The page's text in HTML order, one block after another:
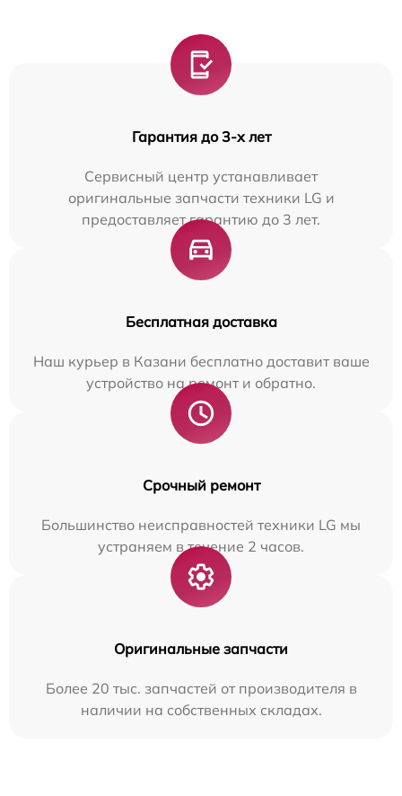
Гарантия до 3-х лет
Сервисный центр устанавливает
оригинальные запчасти техники LG и
предоставляет гарантию до 3 лет.
Бесплатная доставка
Наш курьер в Казани бесплатно доставит ваше
устройство на ремонт и обратно.
Срочный ремонт
Большинство неисправностей техники LG мы
устраняем в течение 2 часов.
Оригинальные запчасти
Более 20 тыс. запчастей от производителя в
наличии на собственных складах.